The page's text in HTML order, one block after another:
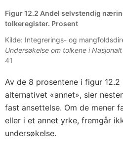
Figur 12.2 Andel selvstendig
tolkeregister. Prosent
Kilde: Integrerings- og
Undersøkelse om tolkene i
41
Av de 8 prosentene i figur
alternativet «annet», sier
fast ansettelse. Om de mener
eller i et annet yrke, fremgår
undersøkelse.